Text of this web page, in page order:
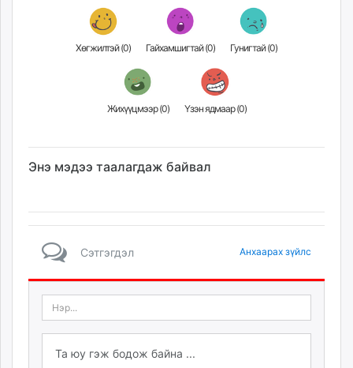
Хөгжилтэй (0) Гайхамшигтай (0) Гунигтай (0)
Жихүүцмээр (0) Үзэн ядмаар (0)
Энэ мэдээ таалагдаж байвал
Сэтгэгдэл Анхаарах зүйлс